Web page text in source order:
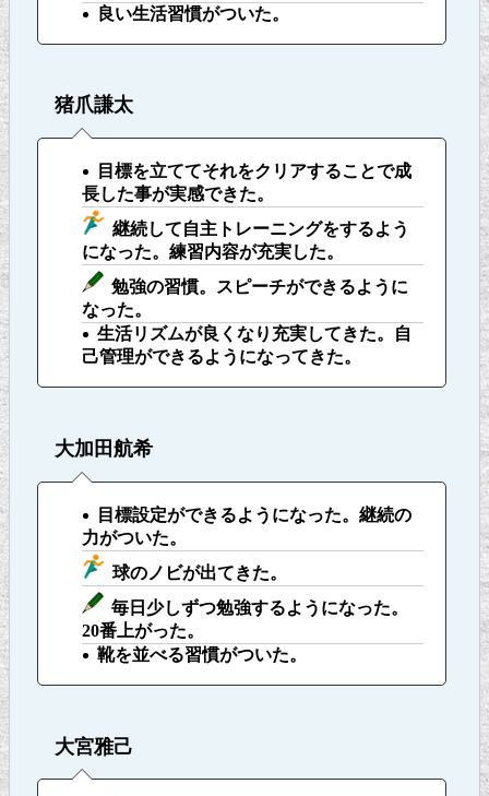
良い生活習慣がついた。
猪爪謙太
目標を立ててそれをクリアすることで成
長した事が実感できた。
継続して自主トレーニングをするよう
になった。練習内容が充実した。
勉強の習慣。スピーチができるように
なった。
生活リズムが良くなり充実してきた。自
己管理ができるようになってきた。
大加田航希
目標設定ができるようになった。継続の
力がついた。
球のノビが出てきた。
毎日少しずつ勉強するようになった。
20番上がった。
靴を並べる習慣がついた。
大宮雅己